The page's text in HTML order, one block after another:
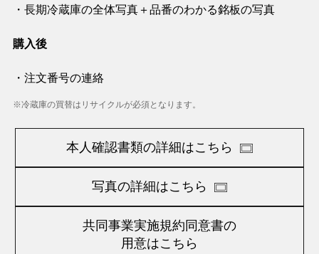
・長期冷蔵庫の全体写真＋品番のわかる銘板の写真
購入後
・注文番号の連絡
※冷蔵庫の買替はリサイクルが必須となります。
本人確認書類の詳細はこちら
写真の詳細はこちら
共同事業実施規約同意書の
用意はこちら